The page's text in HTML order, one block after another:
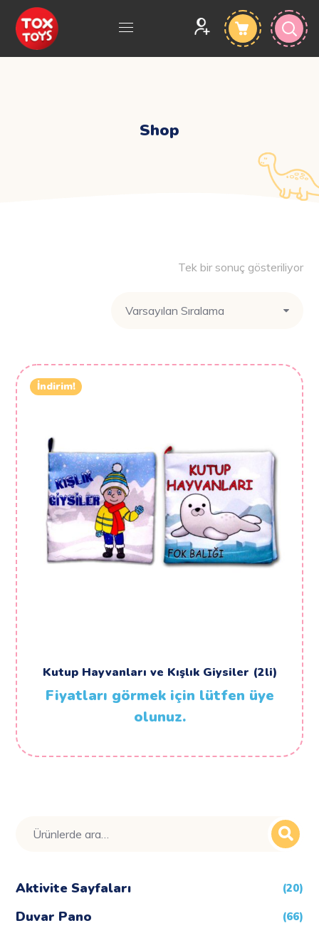
Shop
Tek bir sonuç gösteriliyor
İndirim!
Kutup Hayvanları ve Kışlık Giysiler (2li)
Fiyatları görmek için lütfen üye
olunuz.
Ara:
Aktivite Sayfaları (20)
Duvar Pano (66)